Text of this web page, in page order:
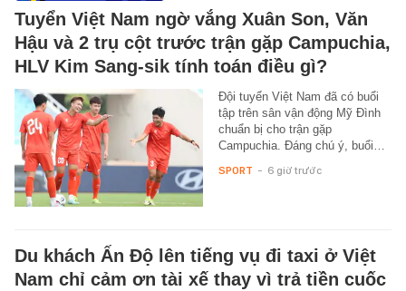
Tuyển Việt Nam ngờ vắng Xuân Son, Văn
Hậu và 2 trụ cột trước trận gặp Campuchia,
HLV Kim Sang-sik tính toán điều gì?
Đội tuyển Việt Nam đã có buổi
tập trên sân vận động Mỹ Đình
chuẩn bị cho trận gặp
Campuchia. Đáng chú ý, buổi…
SPORT - 6 giờ trước
Du khách Ấn Độ lên tiếng vụ đi taxi ở Việt
Nam chỉ cảm ơn tài xế thay vì trả tiền cuốc